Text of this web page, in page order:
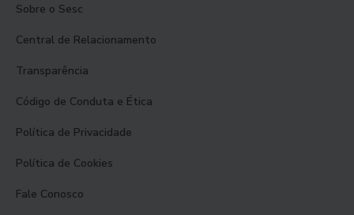
Sobre o Sesc
Central de Relacionamento
Transparência
Código de Conduta e Ética
Política de Privacidade
Política de Cookies
Fale Conosco